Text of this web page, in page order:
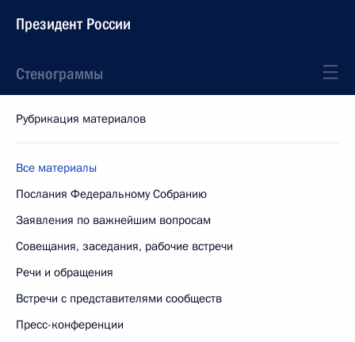
Президент России
Стенограммы
Рубрикация материалов
Все материалы
Послания Федеральному Собранию
Заявления по важнейшим вопросам
Совещания, заседания, рабочие встречи
Речи и обращения
Встречи с представителями сообществ
Пресс-конференции